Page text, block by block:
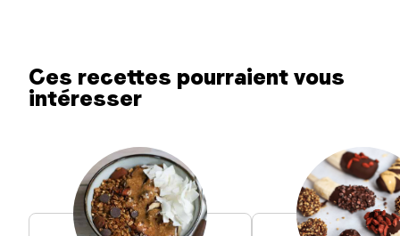
Ces recettes pourraient vous
intéresser